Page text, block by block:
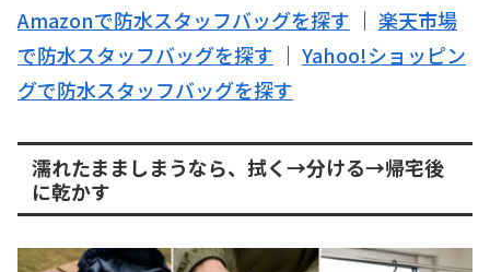
Amazonで防水スタッフバッグを探す ｜ 楽天市場
で防水スタッフバッグを探す ｜ Yahoo!ショッピン
グで防水スタッフバッグを探す
濡れたまましまうなら、拭く→分ける→帰宅後
に乾かす